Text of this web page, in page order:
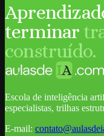
terminar
construído.
Escola de inteligência
especialistas, trilhas
E-mail: